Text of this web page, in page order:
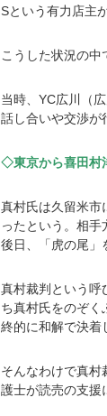
Sという有力店主
こうした状況の中
当時、YC広川（
話し合いや交渉が
◇東京から喜田村
真村氏は久留米市
ったという。相手
後日、「虎の尾」
真村裁判という呼
ち真村氏をのぞく
終的に和解で決着
そんなわけで真村
護士が読売の支援